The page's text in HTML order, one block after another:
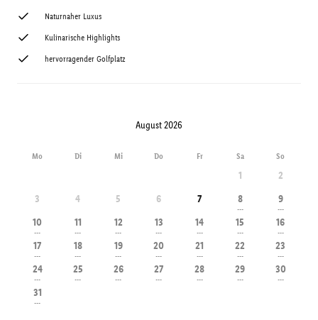
Naturnaher Luxus
Kulinarische Highlights
hervorragender Golfplatz
August 2026
Mo Di Mi Do Fr Sa So
1
2
3
4 5 6 7 8
---
9
---
10
---
11
---
12
---
13
---
14
---
15
---
16
---
17
---
18
---
19
---
20
---
21
---
22
---
23
---
24
---
25
---
26
---
27
---
28
---
29
---
30
---
31
---